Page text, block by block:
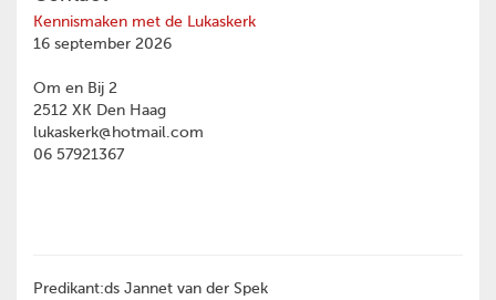
Kennismaken met de Lukaskerk
16 september 2026
Om en Bij 2
2512 XK Den Haag
lukaskerk@hotmail.com
06 57921367
Predikant:ds Jannet van der Spek